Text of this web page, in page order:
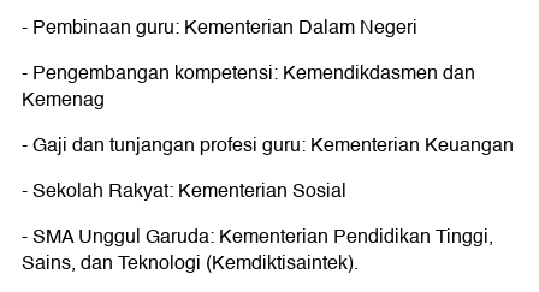
- Pembinaan guru: Kementerian Dalam Negeri
- Pengembangan kompetensi: Kemendikdasmen dan
Kemenag
- Gaji dan tunjangan profesi guru: Kementerian Keuangan
- Sekolah Rakyat: Kementerian Sosial
- SMA Unggul Garuda: Kementerian Pendidikan Tinggi,
Sains, dan Teknologi (Kemdiktisaintek).